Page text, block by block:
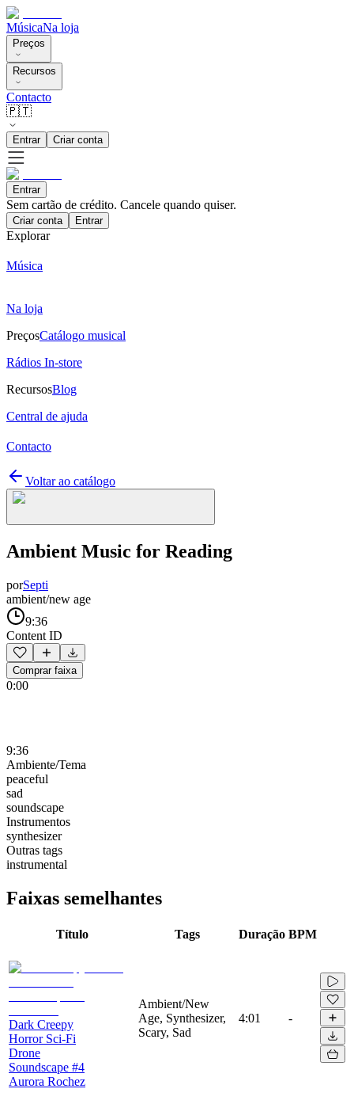
MúsicaNa loja
Preços
Recursos
Contacto
🇵🇹
Entrar Criar conta
Entrar
Sem cartão de crédito. Cancele quando quiser.
Criar conta Entrar
Explorar
Música
Na loja
PreçosCatálogo musical
Rádios In-store
RecursosBlog
Central de ajuda
Contacto
Voltar ao catálogo
Ambient Music for Reading
porSepti
ambient/new age
9:36
Content ID
Comprar faixa
0:00
9:36
Ambiente/Tema
peaceful
sad
soundscape
Instrumentos
synthesizer
Outras tags
instrumental
Faixas semelhantes
Título Tags Duração BPM
Dark Creepy
Horror Sci-Fi
Drone
Soundscape #4
Aurora Rochez
Ambient/New
Age, Synthesizer,
Scary, Sad
4:01 -